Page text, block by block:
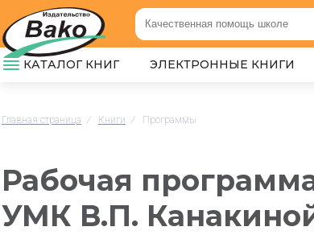
КАТАЛОГ КНИГ ЭЛЕКТРОННЫЕ КНИГИ
Главная страница / Книги / Программы
Рабочая
УМК В.П.